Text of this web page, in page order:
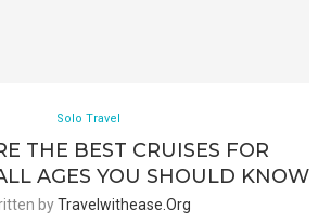
Solo Travel
THE BEST CRUISES FOR
AGES YOU SHOULD KNOW
byTravelwithease.org